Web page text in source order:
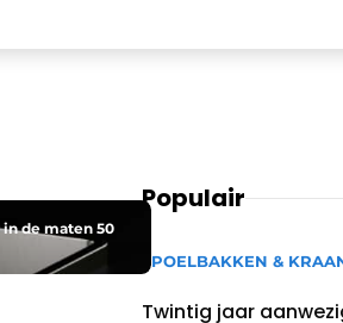
de maten 50
Populair
SPOELBAKKEN &
Twintig jaar